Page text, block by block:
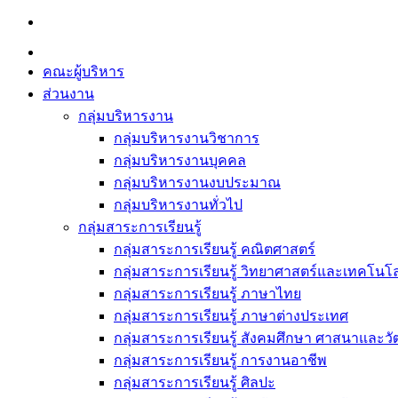
Skip
content
คณะผู้บริหาร
ส่วนงาน
กลุ่มบริหารงาน
กลุ่มบริหารงานวิชาการ
กลุ่มบริหารงานบุคคล
กลุ่มบริหารงานงบประมาณ
กลุ่มบริหารงานทั่วไป
กลุ่มสาระการเรียนรู้
กลุ่มสาระการเรียนรู้ คณิตศาสตร์
กลุ่มสาระการเรียนรู้ วิทยาศาสตร์และเทคโนโ
กลุ่มสาระการเรียนรู้ ภาษาไทย
กลุ่มสาระการเรียนรู้ ภาษาต่างประเทศ
กลุ่มสาระการเรียนรู้ สังคมศึกษา ศาสนาและ
กลุ่มสาระการเรียนรู้ การงานอาชีพ
กลุ่มสาระการเรียนรู้ ศิลปะ